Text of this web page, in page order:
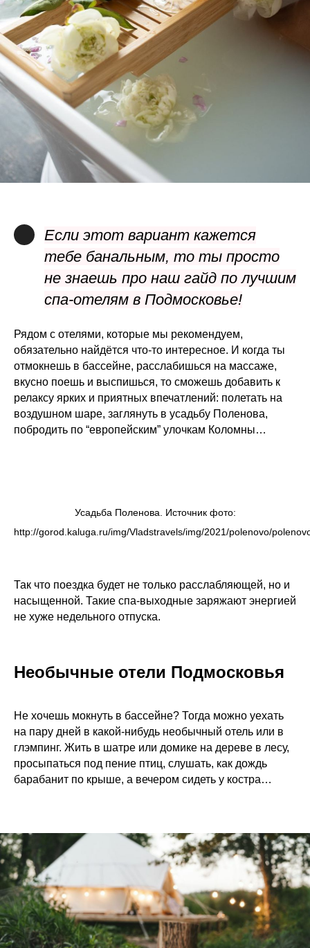
Если этот вариант кажется
тебе банальным, то ты просто
не знаешь про наш гайд по лучшим
спа-отелям в Подмосковье!
Рядом с отелями, которые мы рекомендуем,
обязательно найдётся что-то интересное. И когда ты
отмокнешь в бассейне, расслабишься на массаже,
вкусно поешь и выспишься, то сможешь добавить к
релаксу ярких и приятных впечатлений: полетать на
воздушном шаре, заглянуть в усадьбу Поленова,
побродить по “европейским” улочкам Коломны…
Усадьба Поленова. Источник фото:
http://gorod.kaluga.ru/img/Vladstravels/img/2021/polenovo/
Так что поездка будет не только расслабляющей, но и
насыщенной. Такие спа-выходные заряжают энергией
не хуже недельного отпуска.
Необычные отели Подмосковья
Не хочешь мокнуть в бассейне? Тогда можно уехать
на пару дней в какой-нибудь необычный отель или в
глэмпинг. Жить в шатре или домике на дереве в лесу,
просыпаться под пение птиц, слушать, как дождь
барабанит по крыше, а вечером сидеть у костра…